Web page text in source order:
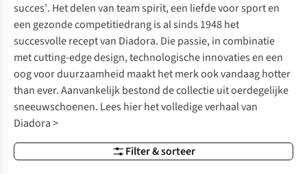
Filter & sorteer
succes’. Het delen vanteam spirit, een liefde voor sport en
een gezonde competitiedrang is al sinds 1948 het
succesvolle recept van Diadora. Die passie, in combinatie
metcutting-edgedesign, technologische innovaties en een
oog voor duurzaamheid maakt het merk ook vandaaghotter
than ever.Aanvankelijk bestond de collectie uit oerdegelijke
sneeuwschoenen. Lees hier het volledige verhaal van
Diadora >